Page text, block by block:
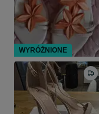
WYRÓŻNIONE